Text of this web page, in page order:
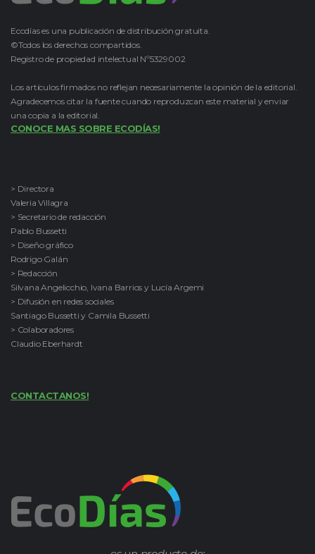
Ecodías es una publicación de distribución gratuita.
©Todos los derechos compartidos.
Registro de propiedad intelectual Nº5329002
Los artículos firmados no reflejan necesariamente la opinión de la editorial.
Agradecemos citar la fuente cuando reproduzcan este material y enviar
una copia a la editorial.
CONOCE MAS SOBRE ECODÍAS!
> Directora
Valeria Villagra
> Secretario de redacción
Pablo Bussetti
> Diseño gráfico
Rodrigo Galán
> Redacción
Silvana Angelicchio, Ivana Barrios y Lucía Argemi
> Difusión en redes sociales
Santiago Bussetti y Camila Bussetti
> Colaboradores
Claudio Eberhardt
CONTACTANOS!